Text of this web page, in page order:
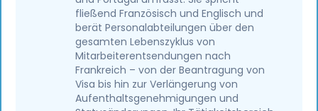
fließend Französisch und Englisch und
berät Personalabteilungen über den
gesamten Lebenszyklus von
Mitarbeiterentsendungen nach
Frankreich – von der Beantragung von
Visa bis hin zur Verlängerung von
Aufenthaltsgenehmigungen und